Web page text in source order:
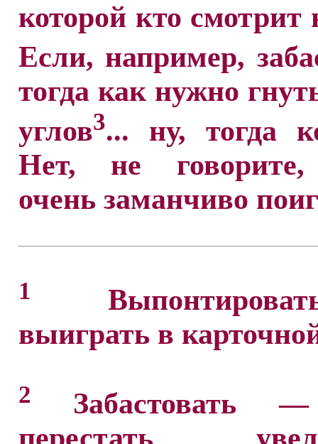
которой кто смотрит
Если, например,
тогда как нужно
углов3... ну, тогда
Нет, не говорите,
очень заманчиво
1
выиграть в
2
Забастовать —